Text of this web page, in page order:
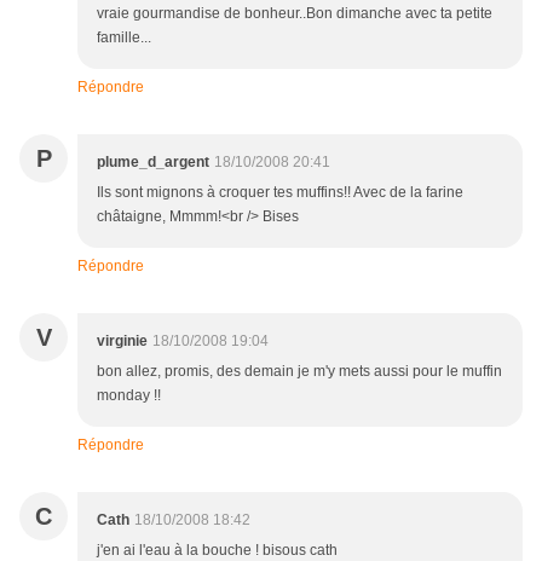
vraie gourmandise de bonheur..Bon dimanche avec ta petite
famille...
Répondre
P plume_d_argent 18/10/2008 20:41
Ils sont mignons à croquer tes muffins!! Avec de la farine
châtaigne, Mmmm!<br /> Bises
Répondre
V virginie 18/10/2008 19:04
bon allez, promis, des demain je m'y mets aussi pour le muffin
monday !!
Répondre
C Cath 18/10/2008 18:42
j'en ai l'eau à la bouche ! bisous cath